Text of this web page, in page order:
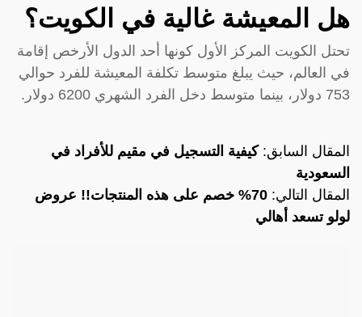
هل المعيشة غالية في الكويت؟
تحتل الكويت المركز الأول كونها أحد الدول الأرخص إقامة
في العالم، حيث يبلغ متوسط تكلفة المعيشة للفرد حوالي
753 دولار، بينما متوسط دخل الفرد الشهري 6200 دولار.
المقال السابق:كيفية التسجيل في مقيم للأفراد في
السعودية
المقال التالي:
70% خصم على هذه المنتجات!! عروض
لولو تسعد أهالي